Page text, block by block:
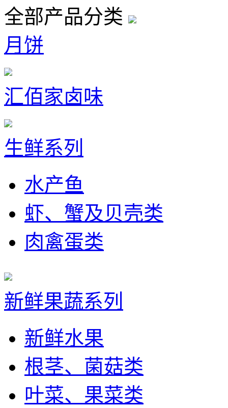
全部产品分类
月饼
汇佰家卤味
生鲜系列
水产鱼
虾、蟹及贝壳类
肉禽蛋类
新鲜果蔬系列
新鲜水果
根茎、菌菇类
叶菜、果菜类